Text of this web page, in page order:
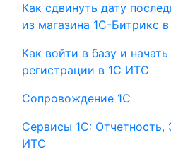
Как сдвинуть дату
из магазина 1С-Битрикс
Как войти в базу и
регистрации в 1С ИТС
Сопровождение 1С
Сервисы 1С: Отчетность,
ИТС